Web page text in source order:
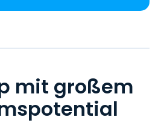
mit großem